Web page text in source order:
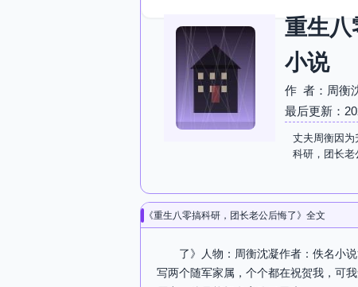
重生八
小说
作 者：周衡
最后更新：
丈夫周衡因为
科研，团长老
《重生八零搞科研，团长老公后悔了》全文
了》人物：周衡沈凝作者：佚名小
写两个随军家属，个个都在祝贺我，可